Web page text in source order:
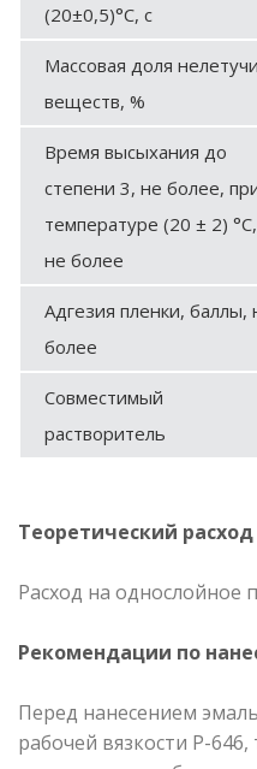
(20±0,5)°С, с
Массовая доля
веществ, %
Время высыхания до
степени 3, не более,
температуре (20 ± 2)
не более
Адгезия пленки, баллы,
более
Совместимый
растворитель
Теоретический расход
Расход на однослойное
Рекомендации по
Перед нанесением
рабочей вязкости Р-